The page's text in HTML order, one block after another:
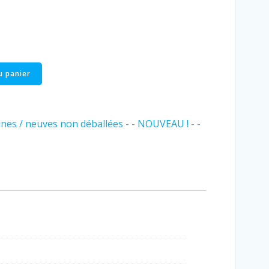
panier
/ neuves non déballées - - NOUVEAU ! - -